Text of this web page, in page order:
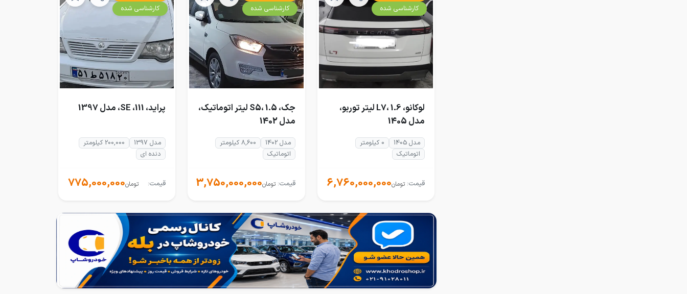
کارشناسی شده
لوکانو، L7، 1.6 لیتر توربو،
مدل 1405
مدل 1405
0 کیلومتر
اتوماتیک
قیمت: 6,760,000,000تومان
کارشناسی شده
جک، S5، 1.5 لیتر اتوماتیک،
مدل 1402
مدل 1402
8,600 کیلومتر
اتوماتیک
قیمت: 3,750,000,000تومان
کارشناسی شده
پراید، 111، SE، مدل 1397
مدل 1397
200,000 کیلومتر
دنده ای
قیمت: 775,000,000تومان